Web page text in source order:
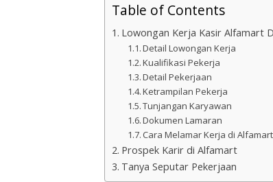
Table of Contents
Lowongan Kerja Kasir Alfamart
Detail Lowongan Kerja
Kualifikasi Pekerja
Detail Pekerjaan
Ketrampilan Pekerja
Tunjangan Karyawan
Dokumen Lamaran
Cara Melamar Kerja di Alfamart
Prospek Karir di Alfamart
Tanya Seputar Pekerjaan